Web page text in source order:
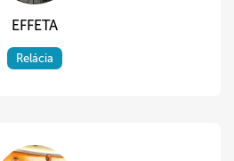
EFFETA
Relácia